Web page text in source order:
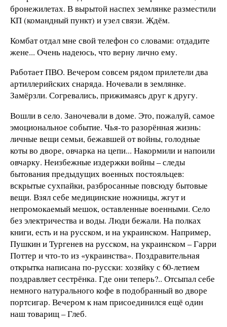
бронежилетах. В вырытой наспех землянке разместили
КП (командный пункт) и узел связи. Ждём.
Комбат отдал мне свой телефон со словами: отдадите
жене... Очень надеюсь, что верну лично ему.
Работает ПВО. Вечером совсем рядом прилетели два
артиллерийских снаряда. Ночевали в землянке.
Замёрзли. Согревались, прижимаясь друг к другу.
Вошли в село. Заночевали в доме. Это, пожалуй, самое
эмоциональное событие. Чья-то разорённая жизнь:
личные вещи семьи, бежавшей от войны, голодные
коты во дворе, овчарка на цепи... Накормили и напоили
овчарку. Неизбежные издержки войны – следы
бытования предыдущих военных постояльцев:
вскрытые сухпайки, разбросанные повсюду бытовые
вещи. Взял себе медицинские ножницы, жгут и
непромокаемый мешок, оставленные военными. Село
без электричества и воды. Люди бежали. На полках
книги, есть и на русском, и на украинском. Например,
Пушкин и Тургенев на русском, на украинском – Гарри
Поттер и что-то из «украинства». Поздравительная
открытка написана по-русски: хозяйку с 60-летием
поздравляет сестрёнка. Где они теперь?.. Отсыпал себе
немного натурального кофе в подобранный во дворе
портсигар. Вечером к нам присоединился ещё один
наш товарищ – Глеб.